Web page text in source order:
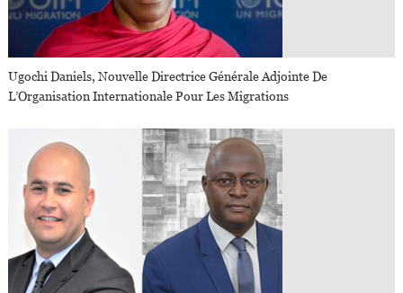
Ugochi Daniels, Nouvelle Directrice Générale Adjointe De
L’Organisation Internationale Pour Les Migrations